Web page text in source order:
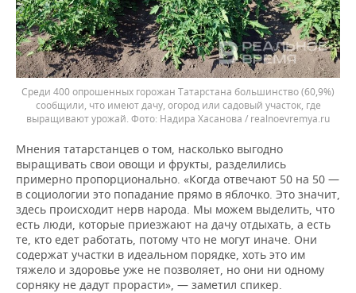
Среди 400 опрошенных горожан Татарстана большинство (60,9%)
сообщили, что имеют дачу, огород или садовый участок, где
выращивают урожай.
Надира Хасанова / realnoevremya.ru
Мнения татарстанцев о том, насколько выгодно
выращивать свои овощи и фрукты, разделились
примерно пропорционально. «Когда отвечают 50 на 50 —
в социологии это попадание прямо в яблочко. Это значит,
здесь происходит нерв народа. Мы можем выделить, что
есть люди, которые приезжают на дачу отдыхать, а есть
те, кто едет работать, потому что не могут иначе. Они
содержат участки в идеальном порядке, хоть это им
тяжело и здоровье уже не позволяет, но они ни одному
сорняку не дадут прорасти», — заметил спикер.